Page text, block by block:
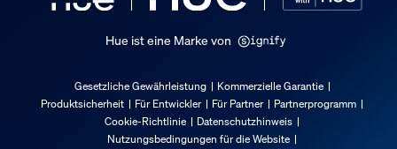
Hue ist eine Marke von
Gesetzliche Gewährleistung
Kommerzielle Garantie
Produktsicherheit
Für Entwickler Für Partner
Partnerprogramm
Cookie-Richtlinie
Datenschutzhinweis
Nutzungsbedingungen für die Website